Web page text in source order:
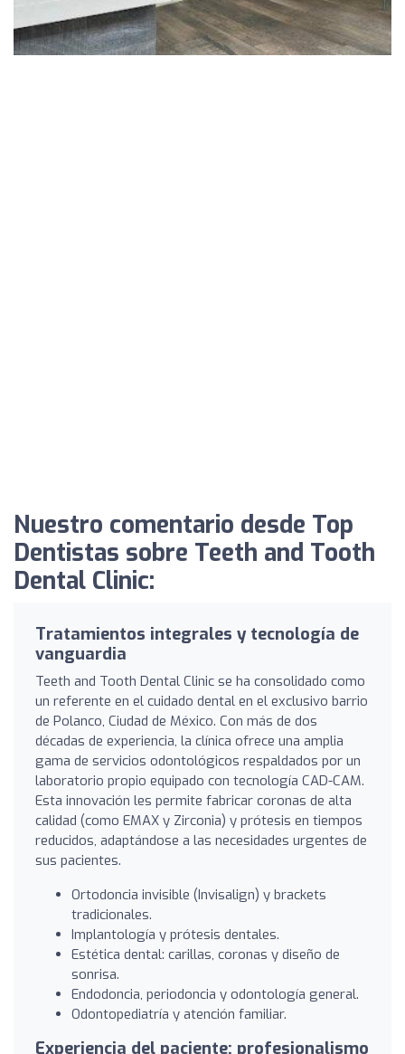
Nuestro comentario desde Top
Dentistas sobre Teeth and Tooth
Dental Clinic:
Tratamientos integrales y tecnología de
vanguardia
Teeth and Tooth Dental Clinic se ha consolidado como
un referente en el cuidado dental en el exclusivo barrio
de Polanco, Ciudad de México. Con más de dos
décadas de experiencia, la clínica ofrece una amplia
gama de servicios odontológicos respaldados por un
laboratorio propio equipado con tecnología CAD-CAM.
Esta innovación les permite fabricar coronas de alta
calidad (como EMAX y Zirconia) y prótesis en tiempos
reducidos, adaptándose a las necesidades urgentes de
sus pacientes.
Ortodoncia invisible (Invisalign) y brackets
tradicionales.
Implantología y prótesis dentales.
Estética dental: carillas, coronas y diseño de
sonrisa.
Endodoncia, periodoncia y odontología general.
Odontopediatría y atención familiar.
Experiencia del paciente: profesionalismo